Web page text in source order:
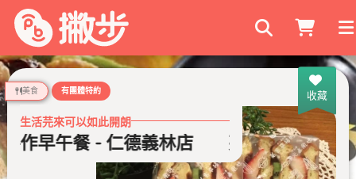
搜尋商家
收藏
美食 有團體特約
生活芫來可以如此開朗
作早午餐 - 仁德義林店 芫朗手作早午餐